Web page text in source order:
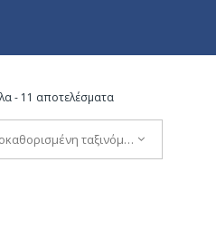
- 11 αποτελέσματα
Προκαθορισμένη ταξινόμηση